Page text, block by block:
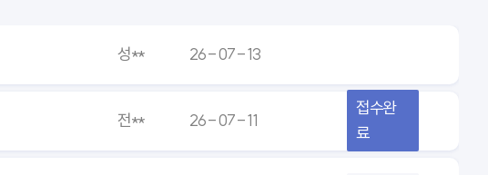
빅** 26 - 07 - 10
천** 26 - 07 - 10 상담완료